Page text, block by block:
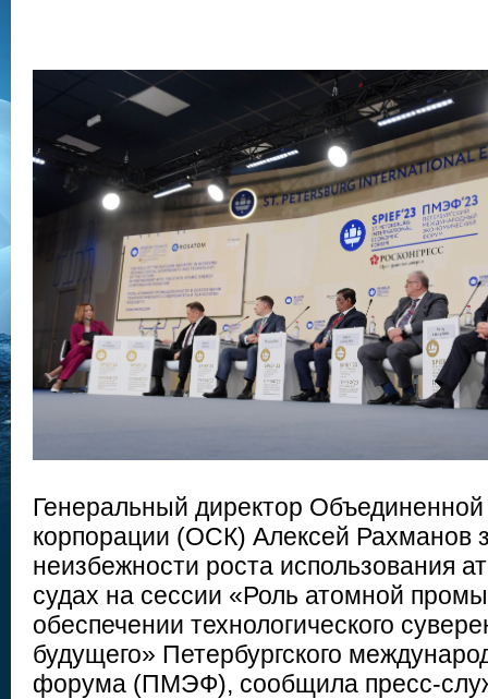
Генеральный директор Объединенной
корпорации (ОСК) Алексей Рахманов
неизбежности роста использования
судах на сессии «Роль атомной
обеспечении технологического
будущего» Петербургского
форума (ПМЭФ), сообщила пресс-